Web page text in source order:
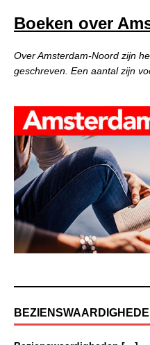
Boeken over
Over Amsterdam-Noord zijn
geschreven. Een aantal zijn